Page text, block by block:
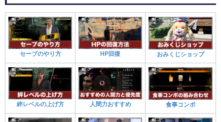
セーブのやり方 HP回復 おみくじショップ
絆レベルの上げ方 人間力おすすめ 食事コンボ